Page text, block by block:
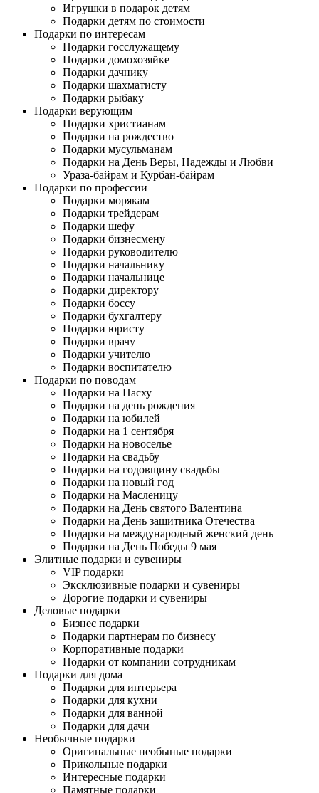
Игрушки в подарок детям
Подарки детям по стоимости
Подарки по интересам
Подарки госслужащему
Подарки домохозяйке
Подарки дачнику
Подарки шахматисту
Подарки рыбаку
Подарки верующим
Подарки христианам
Подарки на рождество
Подарки мусульманам
Подарки на День Веры, Надежды и Любви
Ураза-байрам и Курбан-байрам
Подарки по профессии
Подарки морякам
Подарки трейдерам
Подарки шефу
Подарки бизнесмену
Подарки руководителю
Подарки начальнику
Подарки начальнице
Подарки директору
Подарки боссу
Подарки бухгалтеру
Подарки юристу
Подарки врачу
Подарки учителю
Подарки воспитателю
Подарки по поводам
Подарки на Пасху
Подарки на день рождения
Подарки на юбилей
Подарки на 1 сентября
Подарки на новоселье
Подарки на свадьбу
Подарки на годовщину свадьбы
Подарки на новый год
Подарки на Масленицу
Подарки на День святого Валентина
Подарки на День защитника Отечества
Подарки на международный женский день
Подарки на День Победы 9 мая
Элитные подарки и сувениры
VIP подарки
Эксклюзивные подарки и сувениры
Дорогие подарки и сувениры
Деловые подарки
Бизнес подарки
Подарки партнерам по бизнесу
Корпоративные подарки
Подарки от компании сотрудникам
Подарки для дома
Подарки для интерьера
Подарки для кухни
Подарки для ванной
Подарки для дачи
Необычные подарки
Оригинальные необыные подарки
Прикольные подарки
Интересные подарки
Памятные подарки